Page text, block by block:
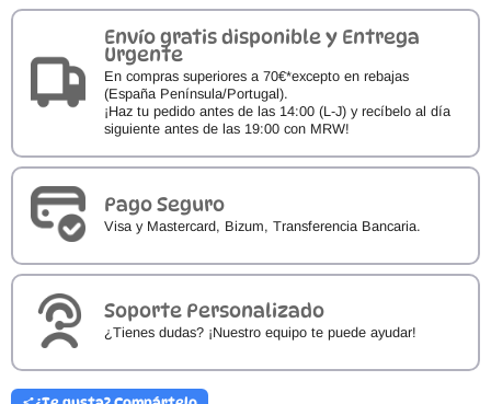
Hombre
Lisos
Bambú
cantidad
Envío gratis disponible y Entrega
Urgente
En compras superiores a 70€*excepto en rebajas
(España Península/Portugal).
¡Haz tu pedido antes de las 14:00 (L-J) y recíbelo al día
siguiente antes de las 19:00 con MRW!
Pago Seguro
Visa y Mastercard, Bizum, Transferencia Bancaria.
Soporte Personalizado
¿Tienes dudas? ¡Nuestro equipo te puede ayudar!